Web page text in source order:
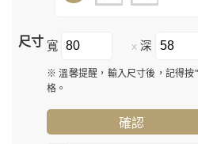
尺寸 寬 x 深
※ 溫馨提醒，輸入尺寸後，記得按
格。
確認